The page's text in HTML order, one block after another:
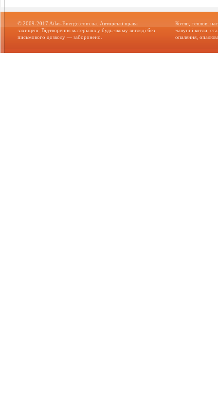
© 2009-2017 Atlas-Energo.com.ua. Авторські права
захищені. Відтворення матеріалів у будь-якому вигляді без
письмового дозволу — заборонено.
Котли, теплові
чавунні котли,
опалення,